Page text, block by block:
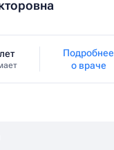
Подробнее
о враче